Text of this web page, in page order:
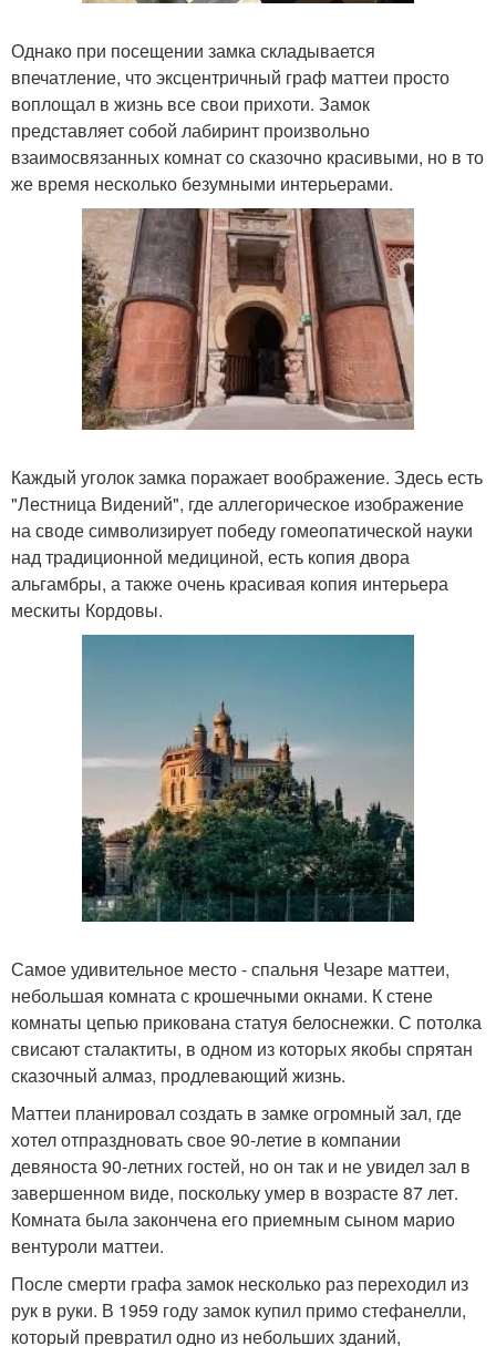
Однако при посещении замка складывается
впечатление, что эксцентричный граф маттеи просто
воплощал в жизнь все свои прихоти. Замок
представляет собой лабиринт произвольно
взаимосвязанных комнат со сказочно красивыми, но в то
же время несколько безумными интерьерами.
Каждый уголок замка поражает воображение. Здесь есть
"Лестница Видений", где аллегорическое изображение
на своде символизирует победу гомеопатической науки
над традиционной медициной, есть копия двора
альгамбры, а также очень красивая копия интерьера
мескиты Кордовы.
Самое удивительное место - спальня Чезаре маттеи,
небольшая комната с крошечными окнами. К стене
комнаты цепью прикована статуя белоснежки. С потолка
свисают сталактиты, в одном из которых якобы спрятан
сказочный алмаз, продлевающий жизнь.
Маттеи планировал создать в замке огромный зал, где
хотел отпраздновать свое 90-летие в компании
девяноста 90-летних гостей, но он так и не увидел зал в
завершенном виде, поскольку умер в возрасте 87 лет.
Комната была закончена его приемным сыном марио
вентуроли маттеи.
После смерти графа замок несколько раз переходил из
рук в руки. В 1959 году замок купил примо стефанелли,
который превратил одно из небольших зданий,